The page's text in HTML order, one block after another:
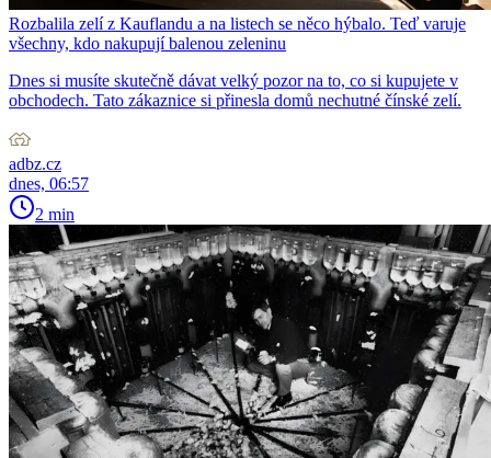
Rozbalila zelí z Kauflandu a na listech se něco hýbalo. Teď varuje
všechny, kdo nakupují balenou zeleninu
Dnes si musíte skutečně dávat velký pozor na to, co si kupujete v
obchodech. Tato zákaznice si přinesla domů nechutné čínské zelí.
adbz.cz
dnes, 06:57
2 min